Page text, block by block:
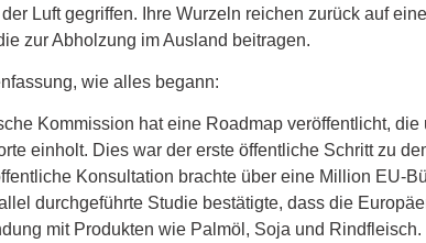
Luft gegriffen. Ihre Wurzeln reichen zurück auf
zur Abholzung im Ausland beitragen.
wie alles begann:
Kommission hat eine Roadmap veröffentlicht,
einholt. Dies war der erste öffentliche Schritt zu
Konsultation brachte über eine Million EU-
durchgeführte Studie bestätigte, dass die
mit Produkten wie Palmöl, Soja und Rindfleisch.